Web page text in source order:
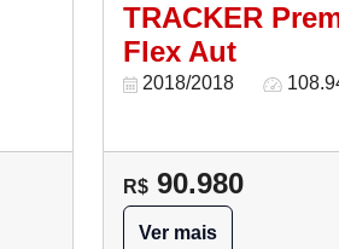
TRACKER
Flex Aut
2018/2018
R$ 90.980
Ver mais